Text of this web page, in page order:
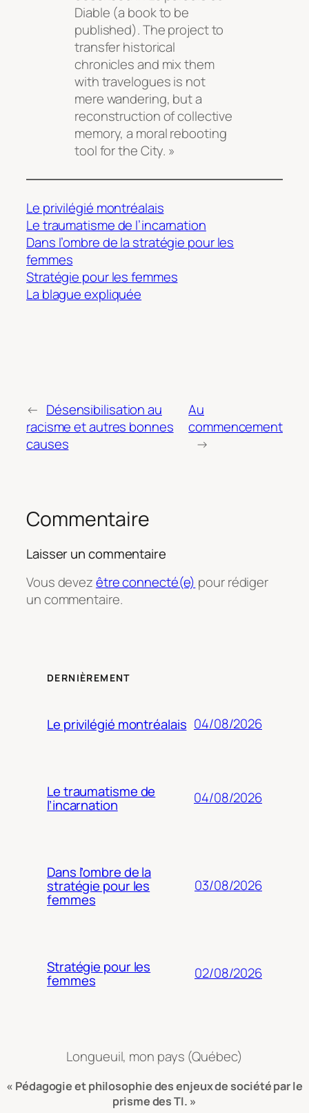
Diable (a book to be
published). The project to
transfer historical
chronicles and mix them
with travelogues is not
mere wandering, but a
reconstruction of collective
memory, a moral rebooting
tool for the City. »
Le privilégié montréalais
Le traumatisme de l’incarnation
Dans l’ombre de la stratégie pour les
femmes
Stratégie pour les femmes
La blague expliquée
← Désensibilisation au
racisme et autres bonnes
causes
Au
commencement
→
Commentaire
Laisser un commentaire
Vous devezêtre connecté(e) pour rédiger
un commentaire.
DERNIÈREMENT
Le privilégié montréalais 04/08/2026
Le traumatisme de
l’incarnation 04/08/2026
Dans l’ombre de la
stratégie pour les
femmes
03/08/2026
Stratégie pour les
femmes 02/08/2026
Longueuil, mon pays (Québec)
« Pédagogie et philosophie des enjeux de société par le
prisme des TI. »